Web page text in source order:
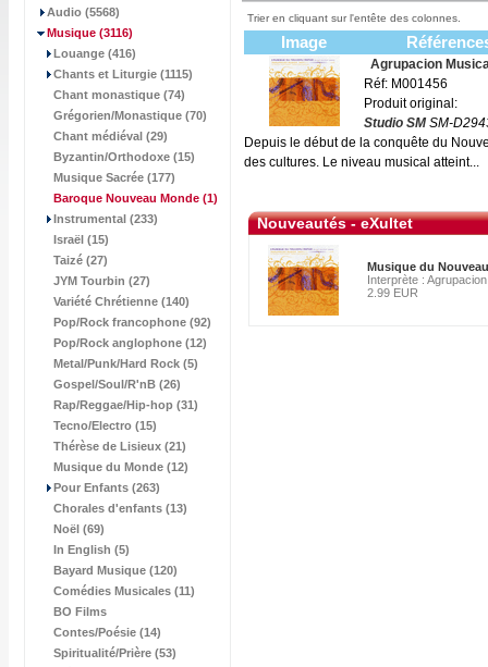
Audio (5568)
Musique (3116)
Louange (416)
Chants et Liturgie (1115)
Chant monastique (74)
Grégorien/Monastique (70)
Chant médiéval (29)
Byzantin/Orthodoxe (15)
Musique Sacrée (177)
Baroque Nouveau Monde (1)
Instrumental (233)
Israël (15)
Taizé (27)
JYM Tourbin (27)
Variété Chrétienne (140)
Pop/Rock francophone (92)
Pop/Rock anglophone (12)
Metal/Punk/Hard Rock (5)
Gospel/Soul/R'nB (26)
Rap/Reggae/Hip-hop (31)
Tecno/Electro (15)
Thérèse de Lisieux (21)
Musique du Monde (12)
Pour Enfants (263)
Chorales d'enfants (13)
Noël (69)
In English (5)
Bayard Musique (120)
Comédies Musicales (11)
BO Films
Contes/Poésie (14)
Spiritualité/Prière (53)
Trier en cliquant sur l'entête des colonnes.
Image
Agrupacion
Réf: M001456
Produit original:
Studio SM SM-
Depuis le début de la conquête du
des cultures. Le niveau musical atteint...
Nouveautés - eXultet
Musique du
Interprète :
2.99 EUR